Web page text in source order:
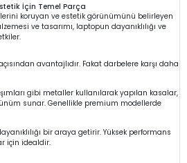
İçin Temel Parça
koruyan ve estetik görünümünü belirleyen
ve tasarımı, laptopun dayanıklılığı ve
avantajlıdır. Fakat darbelere karşı daha
gibi metaller kullanılarak yapılan kasalar,
sunar. Genellikle premium modellerde
bir araya getirir. Yüksek performans
için idealdir.